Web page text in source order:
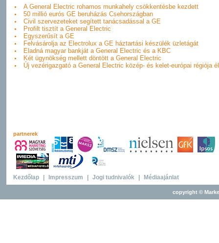
A General Electric rohamos munkahely csökkentésbe kezdett
50 millió eurós GE beruházás Csehországban
Civil szervezeteket segített tanácsadással a GE
Profilt tisztít a General Electric
Egyszerűsít a GE
Felvásárolja az Electrolux a GE háztartási készülék üzletágát
Eladná magyar bankját a General Electric és a KBC
Két ügynökség mellett döntött a General Electric
Új vezérigazgató a General Electric közép- és kelet-európai régiója
partnerek
Kezdőlap Impresszum Jogi tudnivalók Médiaajánlat
copyright ©